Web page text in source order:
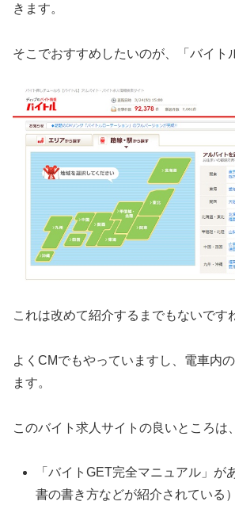
きます。
そこでおすすめしたいのが、「バイト
これは改めて紹介するまでもないです
よくCMでもやっていますし、電車内
ます。
このバイト求人サイトの良いところは、
「バイトGET完全マニュアル」が
書の書き方などが紹介されている）